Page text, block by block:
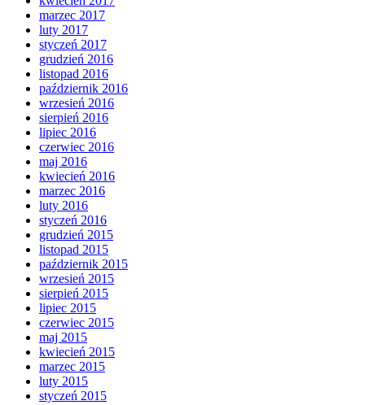
marzec 2017
luty 2017
styczeń 2017
grudzień 2016
listopad 2016
październik 2016
wrzesień 2016
sierpień 2016
lipiec 2016
czerwiec 2016
maj 2016
kwiecień 2016
marzec 2016
luty 2016
styczeń 2016
grudzień 2015
listopad 2015
październik 2015
wrzesień 2015
sierpień 2015
lipiec 2015
czerwiec 2015
maj 2015
kwiecień 2015
marzec 2015
luty 2015
styczeń 2015